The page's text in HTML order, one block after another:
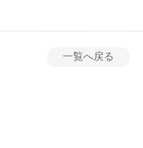
一覧へ戻る
更新情報＆お知らせ